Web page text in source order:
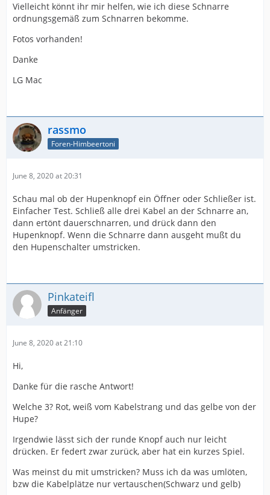
Vielleicht könnt ihr mir helfen, wie ich diese Schnarre
ordnungsgemäß zum Schnarren bekomme.
Fotos vorhanden!
Danke
LG Mac
rassmo
Foren-Himbeertoni
June 8, 2020 at 20:31
Schau mal ob der Hupenknopf ein Öffner oder Schließer ist.
Einfacher Test. Schließ alle drei Kabel an der Schnarre an,
dann ertönt dauerschnarren, und drück dann den
Hupenknopf. Wenn die Schnarre dann ausgeht mußt du
den Hupenschalter umstricken.
Pinkateifl
Anfänger
June 8, 2020 at 21:10
Hi,
Danke für die rasche Antwort!
Welche 3? Rot, weiß vom Kabelstrang und das gelbe von der
Hupe?
Irgendwie lässt sich der runde Knopf auch nur leicht
drücken. Er federt zwar zurück, aber hat ein kurzes Spiel.
Was meinst du mit umstricken? Muss ich da was umlöten,
bzw die Kabelplätze nur vertauschen(Schwarz und gelb)